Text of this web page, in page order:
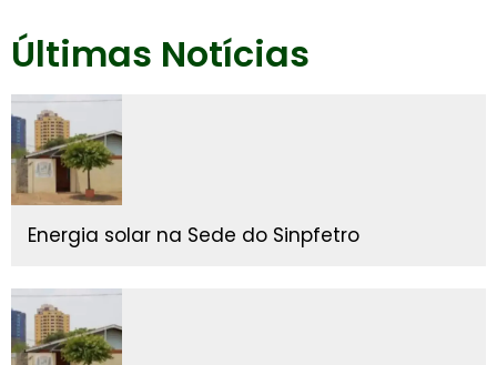
Últimas Notícias
Energia solar na Sede do Sinpfetro